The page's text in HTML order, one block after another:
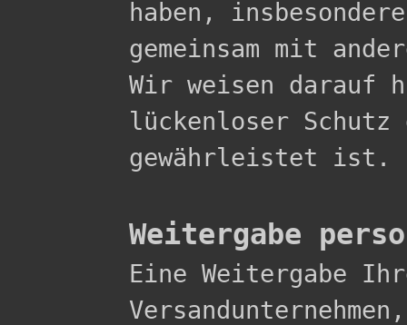
haben,
gemeinsam mit
Wir weisen darauf
lückenloser
gewährleistet ist.
Weitergabe
Eine Weitergabe